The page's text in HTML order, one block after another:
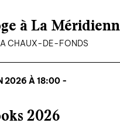
à La
CHAUX-DE-FONDS
2026 À 18:00 -
2026